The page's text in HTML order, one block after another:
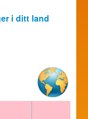
i ditt land